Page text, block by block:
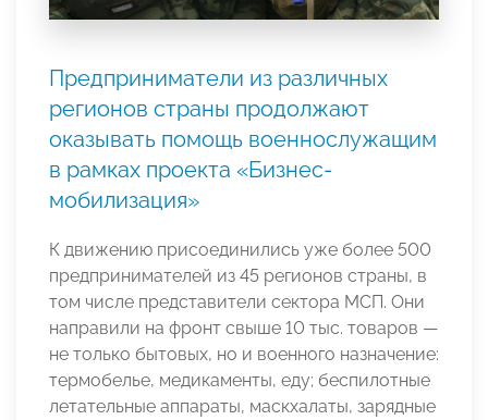
Предприниматели из различных
регионов страны продолжают
оказывать помощь военнослужащим
в рамках проекта «Бизнес-
мобилизация»
К движению присоединились уже более 500
предпринимателей из 45 регионов страны, в
том числе представители сектора МСП. Они
направили на фронт свыше 10 тыс. товаров —
не только бытовых, но и военного назначение:
термобелье, медикаменты, еду; беспилотные
летательные аппараты, маскхалаты, зарядные